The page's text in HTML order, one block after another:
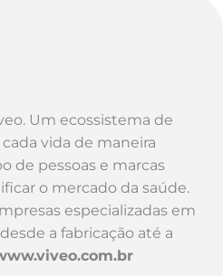
Um ecossistema de
vida de maneira
de pessoas e marcas
o mercado da saúde.
especializadas em
a fabricação até a